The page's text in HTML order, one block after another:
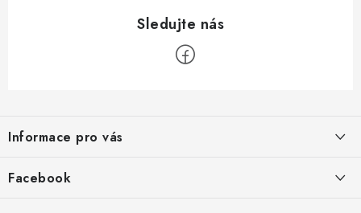
p
a
Informace pro vás
Facebook